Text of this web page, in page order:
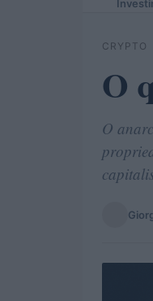
CRYPTO
O
O